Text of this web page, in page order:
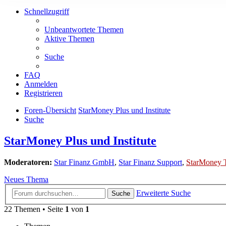
Schnellzugriff
Unbeantwortete Themen
Aktive Themen
Suche
FAQ
Anmelden
Registrieren
Foren-Übersicht StarMoney Plus und Institute
Suche
StarMoney Plus und Institute
Moderatoren: Star Finanz GmbH, Star Finanz Support, StarMoney
Neues Thema
Suche
Erweiterte Suche
22 Themen • Seite 1 von 1